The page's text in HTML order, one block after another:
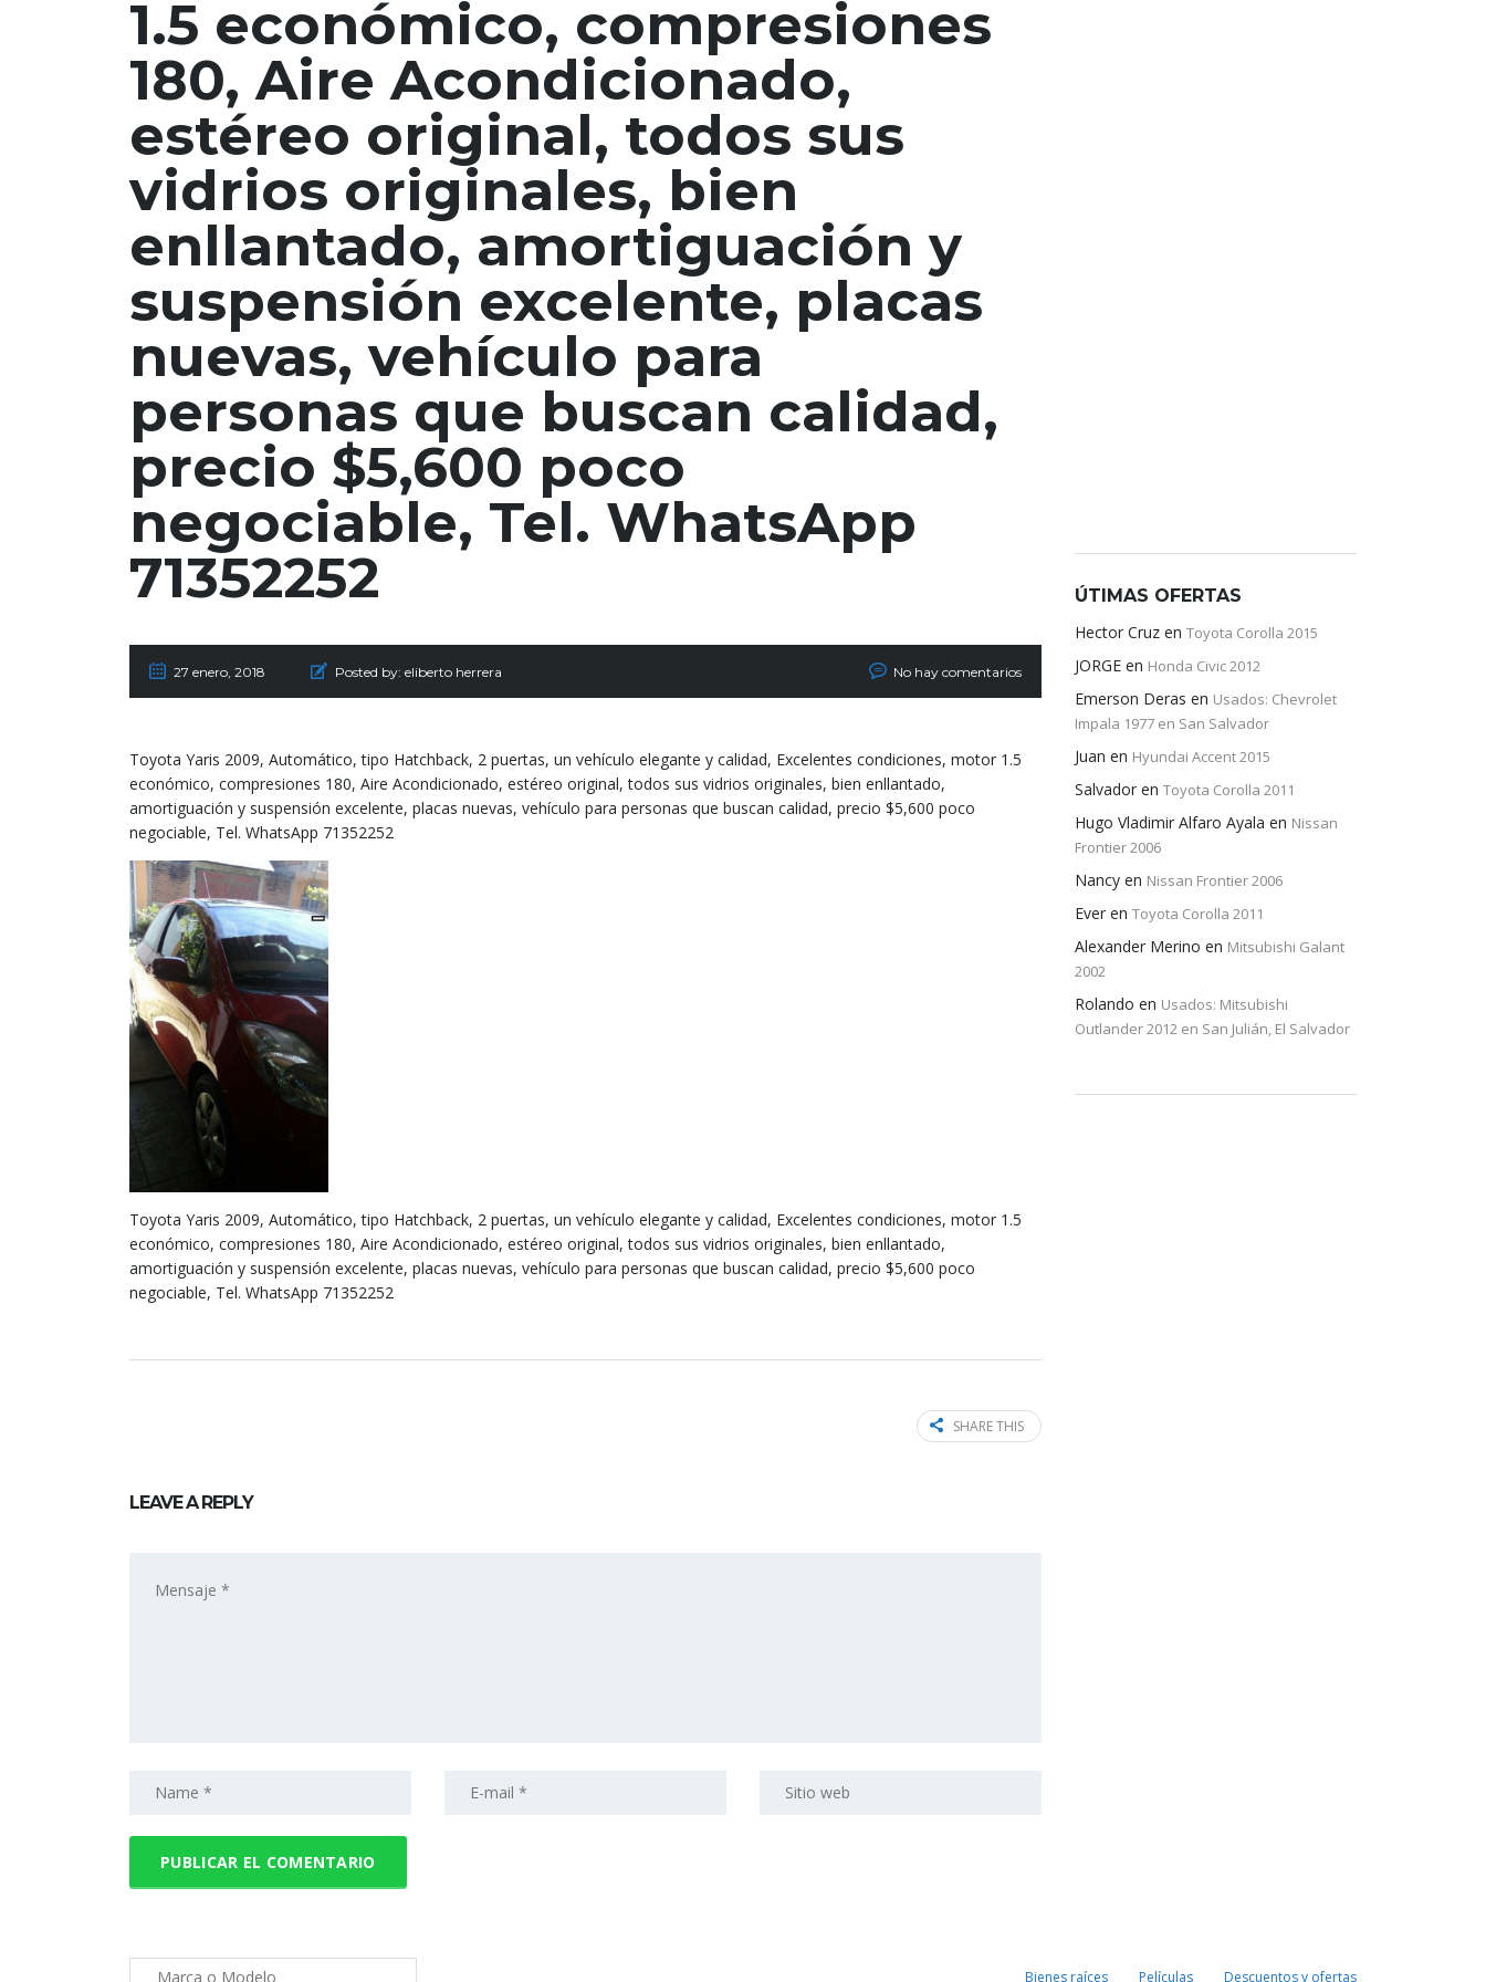
1.5 económico, compresiones
180, Aire Acondicionado,
estéreo original, todos sus
vidrios originales, bien
enllantado, amortiguación y
suspensión excelente, placas
nuevas, vehículo para
personas que buscan calidad,
precio $5,600 poco
negociable, Tel. WhatsApp
71352252
27 enero, 2018 Posted by: eliberto herrera No hay comentarios
Toyota Yaris 2009, Automático, tipo Hatchback, 2 puertas, un vehículo elegante y calidad, Excelentes condiciones, motor 1.5
económico, compresiones 180, Aire Acondicionado, estéreo original, todos sus vidrios originales, bien enllantado,
amortiguación y suspensión excelente, placas nuevas, vehículo para personas que buscan calidad, precio $5,600 poco
negociable, Tel. WhatsApp 71352252
Toyota Yaris 2009, Automático, tipo Hatchback, 2 puertas, un vehículo elegante y calidad, Excelentes condiciones, motor 1.5
económico, compresiones 180, Aire Acondicionado, estéreo original, todos sus vidrios originales, bien enllantado,
amortiguación y suspensión excelente, placas nuevas, vehículo para personas que buscan calidad, precio $5,600 poco
negociable, Tel. WhatsApp 71352252
SHARE THIS
LEAVE A REPLY
ÚTIMAS OFERTAS
Hector Cruz en Toyota Corolla 2015
JORGE en Honda Civic 2012
Emerson Deras en Usados: Chevrolet
Impala 1977 en San Salvador
Juan en Hyundai Accent 2015
Salvador en Toyota Corolla 2011
Hugo Vladimir Alfaro Ayala en Nissan
Frontier 2006
Nancy en Nissan Frontier 2006
Ever en Toyota Corolla 2011
Alexander Merino en Mitsubishi Galant
2002
Rolando en Usados: Mitsubishi
Outlander 2012 en San Julián, El Salvador
Bienes raíces Películas Descuentos y ofertas